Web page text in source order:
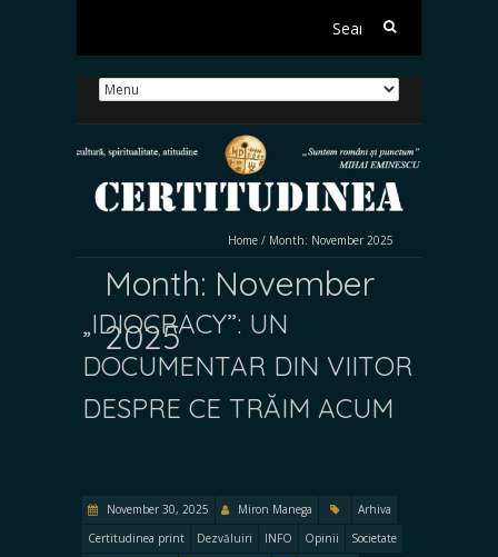
Search
Home / Month: November 2025
Month: November
2025
„IDIOCRACY”: UN
DOCUMENTAR DIN VIITOR
DESPRE CE TRĂIM ACUM
November 30, 2025 Miron Manega
Arhiva
Certitudinea print
Dezvăluiri INFO Opinii
Societate